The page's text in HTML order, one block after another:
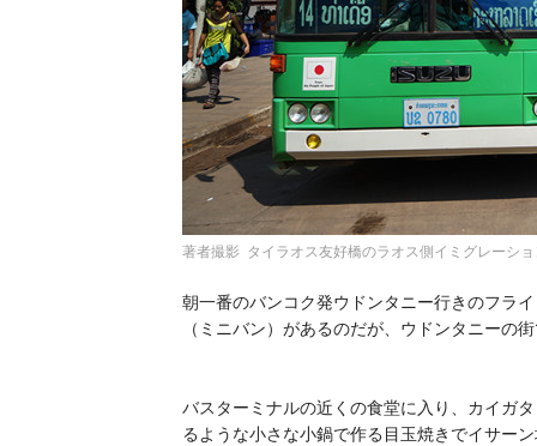
著者撮影 タイラオス友好橋のラオス側イミグレーショ
朝一番のバンコク発ウドンタニー行きのフラ
（ミニバン）があるのだが、ウドンタニーの
バスターミナルの近くの食堂に入り、カイガ
るような小さな小鍋で作る目玉焼きでイサー